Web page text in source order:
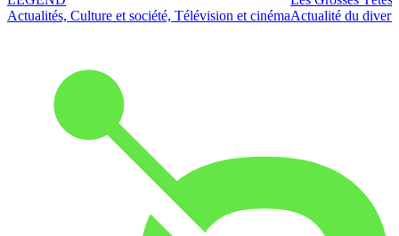
Actualités, Culture et société, Télévision et cinémaActualité du